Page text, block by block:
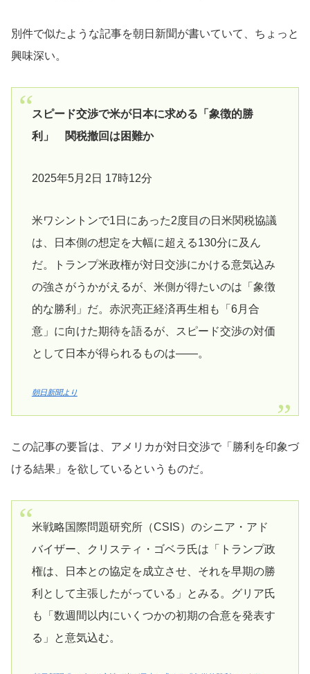
別件で似たような記事を朝日新聞が書いていて、ちょっと
興味深い。
スピード交渉で米が日本に求める「象徴的勝
利」 関税撤回は困難か
2025年5月2日 17時12分
米ワシントンで1日にあった2度目の日米関税協議
は、日本側の想定を大幅に超える130分に及ん
だ。トランプ米政権が対日交渉にかける意気込み
の強さがうかがえるが、米側が得たいのは「象徴
的な勝利」だ。赤沢亮正経済再生相も「6月合
意」に向けた期待を語るが、スピード交渉の対価
として日本が得られるものは――。
朝日新聞より
この記事の要旨は、アメリカが対日交渉で「勝利を印象づ
ける結果」を欲しているというものだ。
米戦略国際問題研究所（CSIS）のシニア・アド
バイザー、クリスティ・ゴベラ氏は「トランプ政
権は、日本との協定を成立させ、それを早期の勝
利として主張したがっている」とみる。グリア氏
も「数週間以内にいくつかの初期の合意を発表す
る」と意気込む。